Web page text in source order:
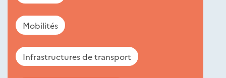
Mobilités
Infrastructures de transport